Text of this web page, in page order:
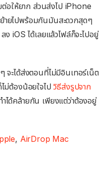
ต่อให้ยาก ส่วนส่งไป iPhone
ายไปพร้อมกันมันสะดวกสุดๆ
iOS ได้เลยแล้วไฟล์ก็จะไปอยู่
จะได้ส่งตอนที่ไม่มีอินเทอร์เน็ต
ม่ต้องน้อยใจไปวิธีส่งรูปจาก
ำได้คล้ายกัน เพียงแต่ว่าต้องอยู่
, AirDrop Mac